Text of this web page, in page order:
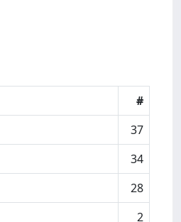
#
37
34
28
2